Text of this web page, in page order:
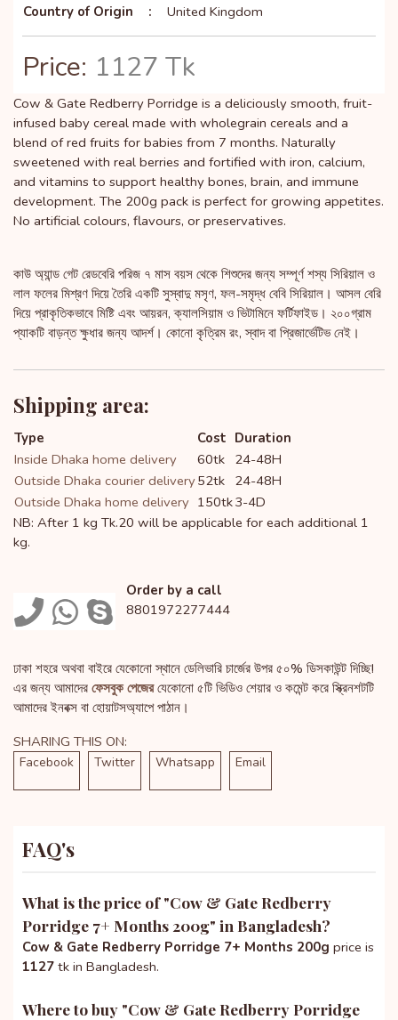
Country of Origin
: United Kingdom
Price: 1127 Tk
Cow & Gate Redberry Porridge is a deliciously smooth, fruit-
infused baby cereal made with wholegrain cereals and a
blend of red fruits for babies from 7 months. Naturally
sweetened with real berries and fortified with iron, calcium,
and vitamins to support healthy bones, brain, and immune
development. The 200g pack is perfect for growing appetites.
No artificial colours, flavours, or preservatives.
কাউ অ্যান্ড গেট রেডবেরি পরিজ ৭ মাস বয়স থেকে শিশুদের জন্য সম্পূর্ণ শস্য সিরিয়াল ও
লাল ফলের মিশ্রণ দিয়ে তৈরি একটি সুস্বাদু মসৃণ, ফল-সমৃদ্ধ বেবি সিরিয়াল। আসল বেরি
দিয়ে প্রাকৃতিকভাবে মিষ্টি এবং আয়রন, ক্যালসিয়াম ও ভিটামিনে ফর্টিফাইড। ২০০গ্রাম
প্যাকটি বাড়ন্ত ক্ষুধার জন্য আদর্শ। কোনো কৃত্রিম রং, স্বাদ বা প্রিজার্ভেটিভ নেই।
Shipping area:
Type Cost Duration
Inside Dhaka home delivery
60tk 24-48H
Outside Dhaka courier delivery52tk 24-48H
Outside Dhaka home delivery 150tk3-4D
NB: After 1 kg Tk.20 will be applicable for each additional 1
kg.
Order by a call
8801972277444
ঢাকা শহরে অথবা বাইরে যেকোনো স্থানে ডেলিভারি চার্জের উপর ৫০% ডিসকাউন্ট দিচ্ছি!
এর জন্য আমাদের ফেসবুক পেজেরযেকোনো ৫টি ভিডিও শেয়ার ও কমেন্ট করে স্ক্রিনশটটি
আমাদের ইনবক্স বা হোয়াটসঅ্যাপে পাঠান।
SHARING THIS ON:
Facebook Twitter Whatsapp Email
FAQ's
What is the price of "Cow & Gate Redberry
Porridge 7+ Months 200g" in Bangladesh?
Cow & Gate Redberry Porridge 7+ Months 200g price is
1127 tk in Bangladesh.
Where to buy "Cow & Gate Redberry Porridge